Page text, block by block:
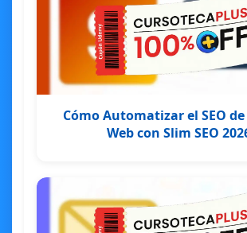
Cómo Automatizar el SEO
Web con Slim SEO